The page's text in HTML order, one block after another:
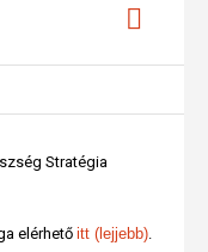
Stratégia
elérhető itt (lejjebb)